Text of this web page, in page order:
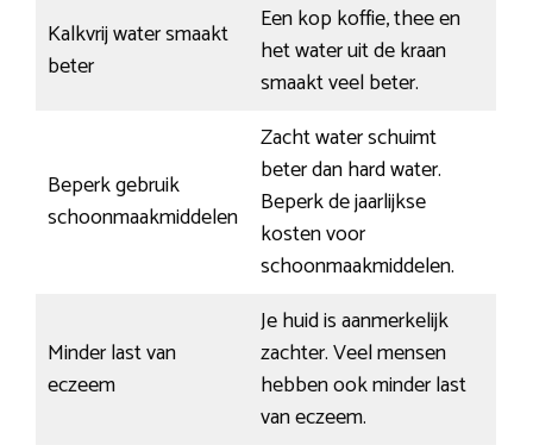
Kalkvrij water smaakt
beter
Een kop koffie, thee en
het water uit de kraan
smaakt veel beter.
Beperk gebruik
schoonmaakmiddelen
Zacht water schuimt
beter dan hard water.
Beperk de jaarlijkse
kosten voor
schoonmaakmiddelen.
Minder last van
eczeem
Je huid is aanmerkelijk
zachter. Veel mensen
hebben ook minder last
van eczeem.